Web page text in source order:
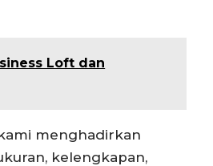
Loft dan
menghadirkan
kelengkapan,